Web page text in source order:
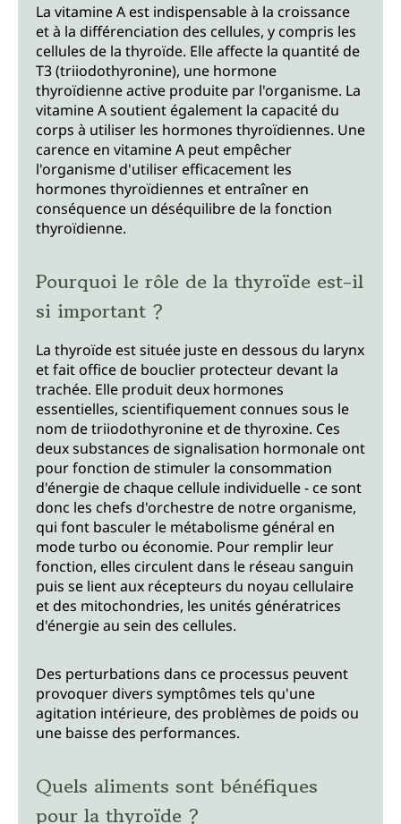
La vitamine A est indispensable à la croissance
et à la différenciation des cellules, y compris les
cellules de la thyroïde. Elle affecte la quantité de
T3 (triiodothyronine), une hormone
thyroïdienne active produite par l'organisme. La
vitamine A soutient également la capacité du
corps à utiliser les hormones thyroïdiennes. Une
carence en vitamine A peut empêcher
l'organisme d'utiliser efficacement les
hormones thyroïdiennes et entraîner en
conséquence un déséquilibre de la fonction
thyroïdienne.
Pourquoi le rôle de la thyroïde est-il
si important ?
La thyroïde est située juste en dessous du larynx
et fait office de bouclier protecteur devant la
trachée. Elle produit deux hormones
essentielles, scientifiquement connues sous le
nom de triiodothyronine et de thyroxine. Ces
deux substances de signalisation hormonale ont
pour fonction de stimuler la consommation
d'énergie de chaque cellule individuelle - ce sont
donc les chefs d'orchestre de notre organisme,
qui font basculer le métabolisme général en
mode turbo ou économie. Pour remplir leur
fonction, elles circulent dans le réseau sanguin
puis se lient aux récepteurs du noyau cellulaire
et des mitochondries, les unités génératrices
d'énergie au sein des cellules.
Des perturbations dans ce processus peuvent
provoquer divers symptômes tels qu'une
agitation intérieure, des problèmes de poids ou
une baisse des performances.
Quels aliments sont bénéfiques
pour la thyroïde ?